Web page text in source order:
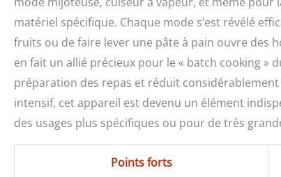
matériel spécifique. Chaque mode s’est révélé
fruits ou de faire lever une pâte à pain ouvre des
en fait un allié précieux pour le « batch cooking »
préparation des repas et réduit
intensif, cet appareil est devenu un élément
des usages plus spécifiques ou pour de très
Points forts